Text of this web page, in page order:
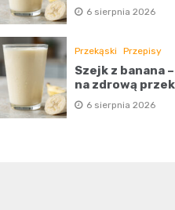
6 sierpnia 2026
Przekąski Przepisy
Szejk z banana
na zdrową
6 sierpnia 2026